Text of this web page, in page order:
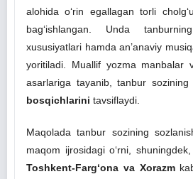
alohida o‘rin egallagan torli
bag‘ishlangan. Unda
xususiyatlari hamda an’anaviy
yoritiladi. Muallif yozma manbalar
asarlariga tayanib, tanbur sozining
bosqichlarini tavsiflaydi.
Maqolada tanbur sozining
maqom ijrosidagi o‘rni, shuningdek,
Toshkent-Farg‘ona va Xorazm